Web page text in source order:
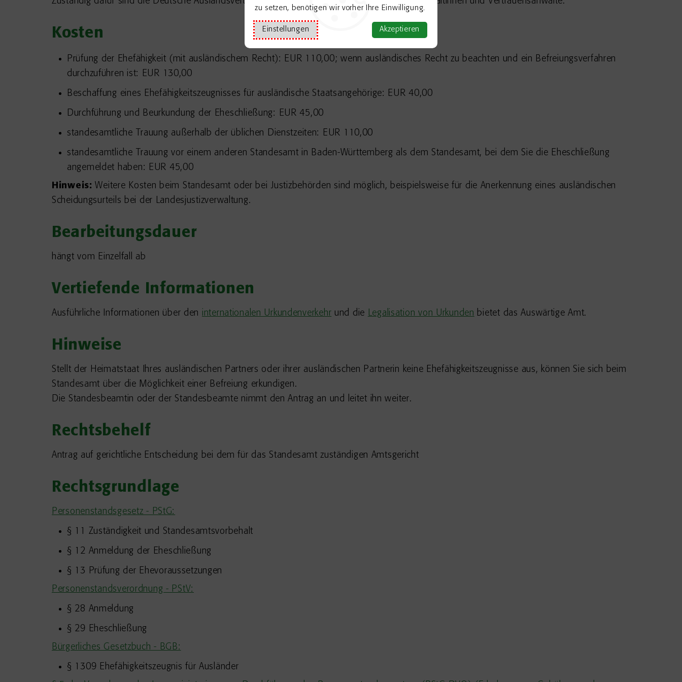
zu setzen, benötigen wir vorher Ihre Einwilligung.
Einstellungen Akzeptieren
Kosten
Prüfung der Ehefähigkeit (mit ausländischem Recht): EUR 110,00;wenn ausländisches Recht zu beachten und ein Befreiungsverfahren
durchzuführen ist: EUR 130,00
Beschaffung eines Ehefähigkeitszeugnisses für ausländische Staatsangehörige: EUR 40,00
Durchführung und Beurkundung der Eheschließung: EUR 45,00
standesamtliche Trauung außerhalb der üblichen Dienstzeiten: EUR 110,00
standesamtliche Trauung vor einem anderen Standesamt in Baden-Württemberg als dem Standesamt, bei dem Sie die Eheschließung
angemeldet haben: EUR 45,00
Hinweis:Weitere Kosten beim Standesamt oder bei Justizbehörden sind möglich, beispielsweise für die Anerkennung eines ausländischen
Scheidungsurteils bei der Landesjustizverwaltung.
Bearbeitungsdauer
hängt vom Einzelfall ab
Vertiefende Informationen
Ausführliche Informationen über den internationalen Urkundenverkehr und die Legalisation von Urkunden bietet das Auswärtige Amt.
Hinweise
Stellt der Heimatstaat Ihres ausländischen Partners oder ihrer ausländischen Partnerin keine Ehefähigkeitszeugnisse aus, können Sie sich beim
Standesamt über die Möglichkeit einer Befreiung erkundigen.
Die Standesbeamtin oder der Standesbeamte nimmt den Antrag an und leitet ihn weiter.
Rechtsbehelf
Antrag auf gerichtliche Entscheidung bei dem für das Standesamt zuständigen Amtsgericht
Rechtsgrundlage
Personenstandsgesetz - PStG:
§ 11 Zuständigkeit und Standesamtsvorbehalt
§ 12 Anmeldung der Eheschließung
§ 13 Prüfung der Ehevoraussetzungen
Personenstandsverordnung - PStV:
§ 28 Anmeldung
§ 29 Eheschließung
Bürgerliches Gesetzbuch - BGB:
§ 1309 Ehefähigkeitszeugnis für Ausländer